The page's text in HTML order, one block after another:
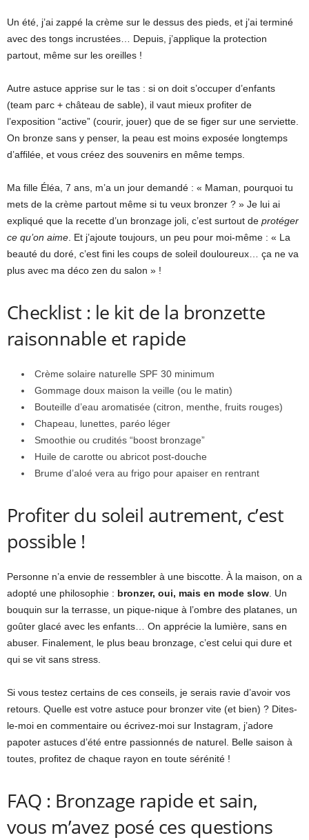
Un été, j’ai zappé la crème sur le dessus des pieds, et j’ai terminé
avec des tongs incrustées… Depuis, j’applique la protection
partout, même sur les oreilles !
Autre astuce apprise sur le tas : si on doit s’occuper d’enfants
(team parc + château de sable), il vaut mieux profiter de
l’exposition “active” (courir, jouer) que de se figer sur une serviette.
On bronze sans y penser, la peau est moins exposée longtemps
d’affilée, et vous créez des souvenirs en même temps.
Ma fille Éléa, 7 ans, m’a un jour demandé : « Maman, pourquoi tu
mets de la crème partout même si tu veux bronzer ? » Je lui ai
expliqué que la recette d’un bronzage joli, c’est surtout de protéger
ce qu’on aime . Et j’ajoute toujours, un peu pour moi-même : « La
beauté du doré, c’est fini les coups de soleil douloureux… ça ne va
plus avec ma déco zen du salon » !
Checklist : le kit de la bronzette
raisonnable et rapide
Crème solaire naturelle SPF 30 minimum
Gommage doux maison la veille (ou le matin)
Bouteille d’eau aromatisée (citron, menthe, fruits rouges)
Chapeau, lunettes, paréo léger
Smoothie ou crudités “boost bronzage”
Huile de carotte ou abricot post-douche
Brume d’aloé vera au frigo pour apaiser en rentrant
Profiter du soleil autrement, c’est
possible !
Personne n’a envie de ressembler à une biscotte. À la maison, on a
adopté une philosophie : bronzer, oui, mais en mode slow . Un
bouquin sur la terrasse, un pique-nique à l’ombre des platanes, un
goûter glacé avec les enfants… On apprécie la lumière, sans en
abuser. Finalement, le plus beau bronzage, c’est celui qui dure et
qui se vit sans stress.
Si vous testez certains de ces conseils, je serais ravie d’avoir vos
retours. Quelle est votre astuce pour bronzer vite (et bien) ? Dites-
le-moi en commentaire ou écrivez-moi sur Instagram, j’adore
papoter astuces d’été entre passionnés de naturel. Belle saison à
toutes, profitez de chaque rayon en toute sérénité !
FAQ : Bronzage rapide et sain,
vous m’avez posé ces questions